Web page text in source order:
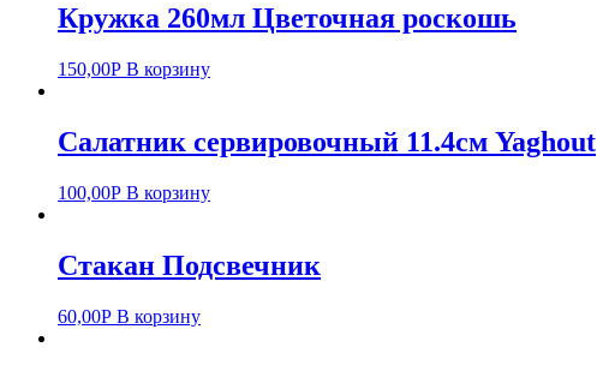
Кружка 260мл Цветочная роскошь
150,00Р В корзину
Салатник сервировочный 11.4см Yaghout
100,00Р В корзину
Стакан Подсвечник
60,00Р В корзину